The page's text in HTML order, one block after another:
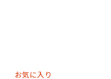
お気に入り